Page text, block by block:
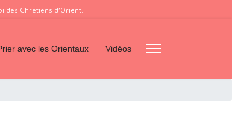
Chrétiens d’Orient.
avec les Orientaux Vidéos